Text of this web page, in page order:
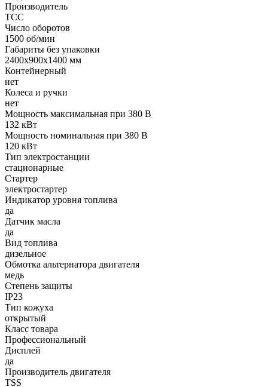
Производитель
ТСС
Число оборотов
1500 об/мин
Габариты без упаковки
2400x900x1400 мм
Контейнерный
нет
Колеса и ручки
нет
Мощность максимальная при 380 В
132 кВт
Мощность номинальная при 380 В
120 кВт
Тип электростанции
стационарные
Стартер
электростартер
Индикатор уровня топлива
да
Датчик масла
да
Вид топлива
дизельное
Обмотка альтернатора двигателя
медь
Степень защиты
IP23
Тип кожуха
открытый
Класс товара
Профессиональный
Дисплей
да
Производитель двигателя
TSS